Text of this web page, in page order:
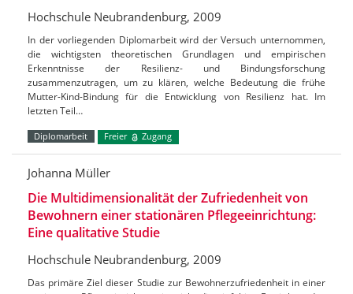
Hochschule Neubrandenburg, 2009
In der vorliegenden Diplomarbeit wird der Versuch unternommen,
die wichtigsten theoretischen Grundlagen und empirischen
Erkenntnisse der Resilienz- und Bindungsforschung
zusammenzutragen, um zu klären, welche Bedeutung die frühe
Mutter-Kind-Bindung für die Entwicklung von Resilienz hat. Im
letzten Teil…
Diplomarbeit Freier Zugang
Johanna Müller
Die Multidimensionalität der Zufriedenheit von
Bewohnern einer stationären Pflegeeinrichtung:
Eine qualitative Studie
Hochschule Neubrandenburg, 2009
Das primäre Ziel dieser Studie zur Bewohnerzufriedenheit in einer